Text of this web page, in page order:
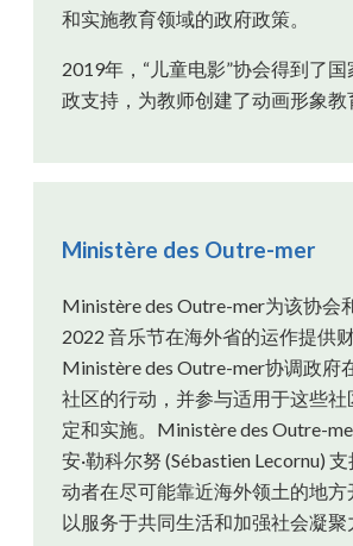
和实施教育领域的政府政策。
2019年，“儿童电影”协会得到了
政支持，为教师创建了动画形象教
Ministère des Outre-mer
Ministère des Outre-mer为该协会
2022 音乐节在海外省的运作提供财
Ministère des Outre-mer协调政府
社区的行动，并参与适用于这些社
定和实施。Ministère des Outre-
安·勒科尔努 (Sébastien Lecornu)
动者在尽可能靠近海外领土的地方
以服务于共同生活和加强社会凝聚